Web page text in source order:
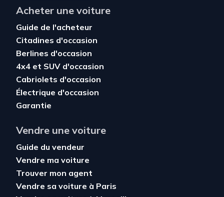
Acheter une voiture
Guide de l'acheteur
Citadines d'occasion
Berlines d'occasion
4x4 et SUV d'occasion
Cabriolets d'occasion
Électrique d'occasion
Garantie
Vendre une voiture
Guide du vendeur
Vendre ma voiture
Trouver mon agent
Vendre sa voiture à Paris